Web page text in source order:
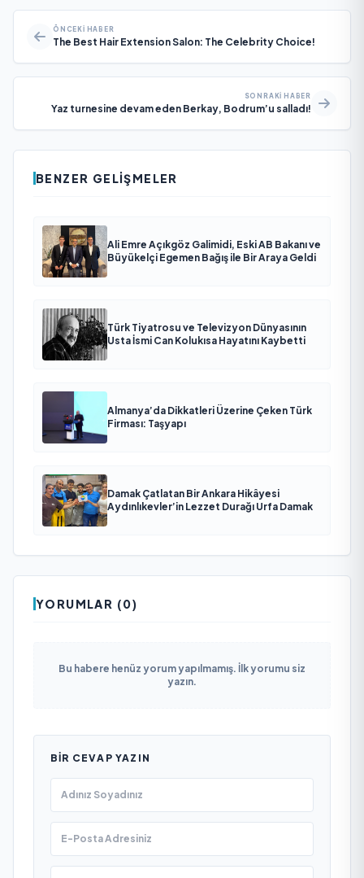
ÖNCEKI HABER
The Best Hair Extension Salon: The Celebrity Choice!
SONRAKI HABER
Yaz turnesine devam eden Berkay, Bodrum’u salladı!
BENZER GELIŞMELER
Ali Emre Açıkgöz Galimidi, Eski AB Bakanı ve
Büyükelçi Egemen Bağış ile Bir Araya Geldi
Türk Tiyatrosu ve Televizyon Dünyasının
Usta İsmi Can Kolukısa Hayatını Kaybetti
Almanya’da Dikkatleri Üzerine Çeken Türk
Firması: Taşyapı
Damak Çatlatan Bir Ankara Hikâyesi
Aydınlıkevler’in Lezzet Durağı Urfa Damak
YORUMLAR (0)
Bu habere henüz yorum yapılmamış. İlk yorumu siz
yazın.
BIR CEVAP YAZIN